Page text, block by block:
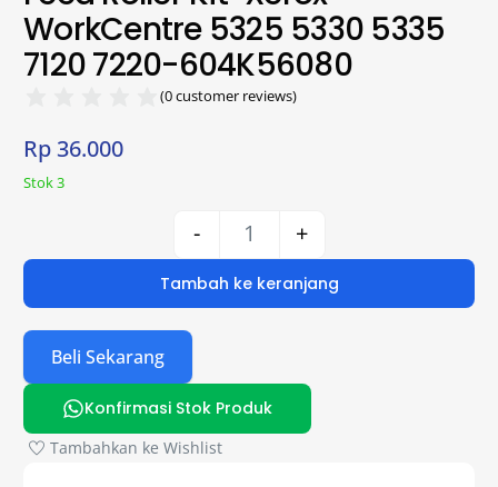
WorkCentre 5325 5330 5335
7120 7220-604K56080
(0customer reviews)
Rp36.000
Stok 3
- +
Tambah ke keranjang
Beli Sekarang
Konfirmasi Stok Produk
Tambahkan ke Wishlist